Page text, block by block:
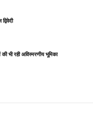
भी रही अविस्मरणीय भूमिका